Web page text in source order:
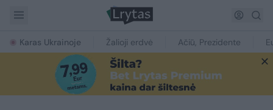
Karas Ukrainoje Žalioji erdvė Ačiū, Prezidente